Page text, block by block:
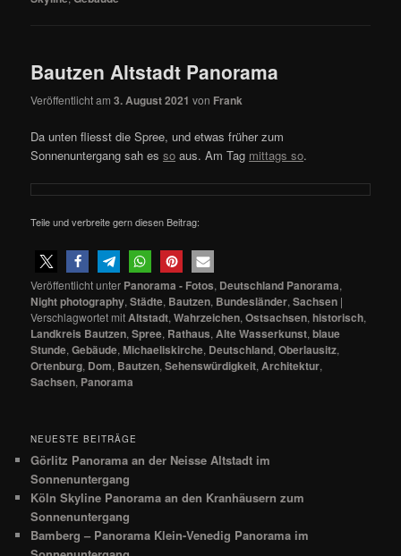
Bautzen Altstadt Panorama
Veröffentlicht am3. August 2021 von Frank
Da unten fliesst die Spree, und etwas früher zum
Sonnenuntergang sah esso aus. Am Tag mittags so.
Teile und verbreite gern diesen Beitrag:
Veröffentlicht unter Panorama - Fotos, Deutschland Panorama,
Night photography,Städte, Bautzen, Bundesländer,Sachsen |
Verschlagwortet mitAltstadt,Wahrzeichen,Ostsachsen,historisch,
Landkreis Bautzen,Spree, Rathaus, Alte Wasserkunst,blaue
Stunde,Gebäude,Michaeliskirche, Deutschland,Oberlausitz,
Ortenburg, Dom, Bautzen,Sehenswürdigkeit, Architektur,
Sachsen, Panorama
NEUESTE BEITRÄGE
Görlitz Panorama an der Neisse Altstadt im
Sonnenuntergang
Köln Skyline Panorama an den Kranhäusern zum
Sonnenuntergang
Bamberg – Panorama Klein-Venedig Panorama im